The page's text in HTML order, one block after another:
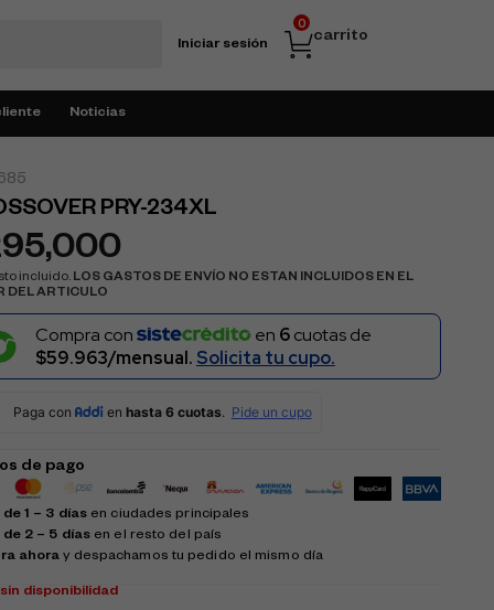
Iniciar sesión carrito
0
Noticias
PRY-234XL
incluido. LOS GASTOS DE ENVÍO NO ESTAN INCLUIDOS EN EL
DEL ARTICULO
Compra con en 6cuotas de
$59.963/mensual. Solicita tu cupo.
de pago
1 – 3 días en ciudades principales
2 – 5 días en el resto del país
ahora y despachamos tu pedido el mismo día
sin disponibilidad